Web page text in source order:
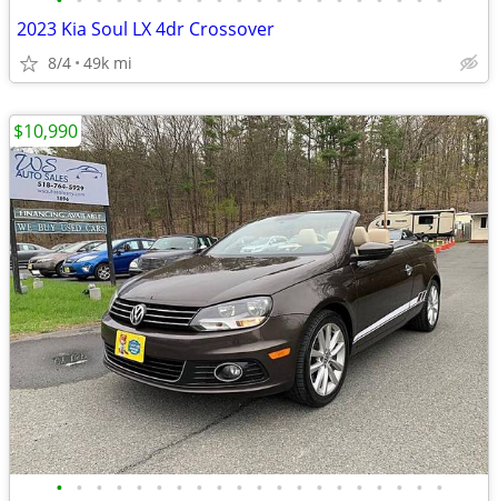
2023 Kia Soul LX 4dr Crossover
8/4 49k mi
• • • • • • • • • • • • • • • • • • • •
$10,990